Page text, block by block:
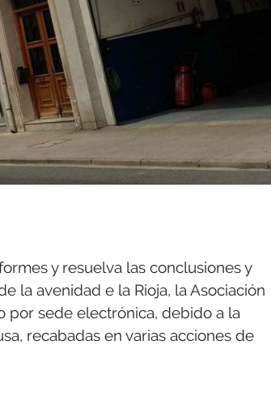
y resuelva las conclusiones y
la avenidad e la Rioja, la Asociación
por sede electrónica, debido a la
recabadas en varias acciones de